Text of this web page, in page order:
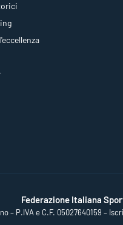
Federazione Italiana
– P.IVA e C.F. 05027640159 –